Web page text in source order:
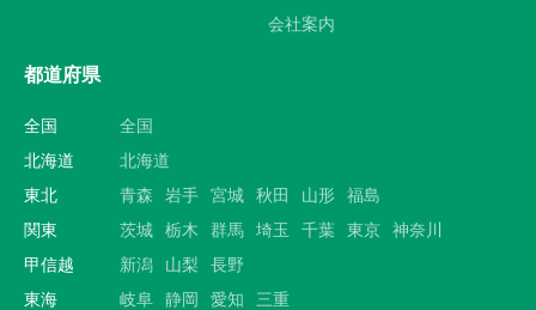
会社案内
都道府県
全国
全国
北海道
北海道
東北
青森 岩手 宮城 秋田 山形 福島
関東
茨城 栃木 群馬 埼玉 千葉 東京 神奈川
甲信越
新潟 山梨
長野
東海
岐阜 静岡 愛知
三重